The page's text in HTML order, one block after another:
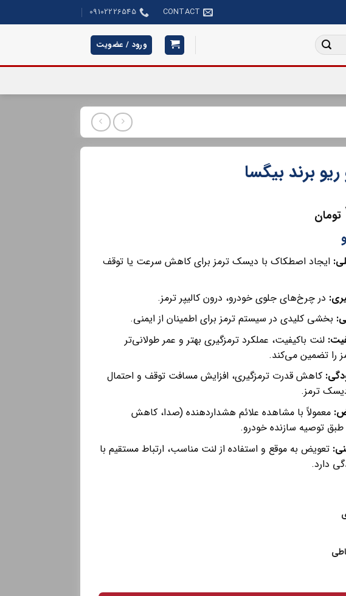
CONTACT
09102226545
ورود / عضویت
برند بیگسا
تومان
ایجاد اصطکاک با دیسک ترمز برای کاهش سرعت یا توقف
در چرخ‌های جلوی خودرو، درون کالیپر ترمز.
بخشی کلیدی در سیستم ترمز برای اطمینان از ایمنی.
لنت باکیفیت، عملکرد ترمزگیری بهتر و عمر طولانی‌تر
را تضمین می‌کند.
کاهش قدرت ترمزگیری، افزایش مسافت توقف و احتمال
ترمز.
معمولاً با مشاهده علائم هشداردهنده (صدا، کاهش
طبق توصیه سازنده خودرو.
تعویض به موقع و استفاده از لنت مناسب، ارتباط مستقیم با
دارد.
بیگسا عدد